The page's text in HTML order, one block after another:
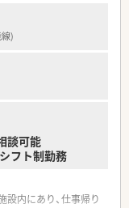
す。
め、親身になった医療
)
談可能
フト制勤務
内にあり、仕事帰り